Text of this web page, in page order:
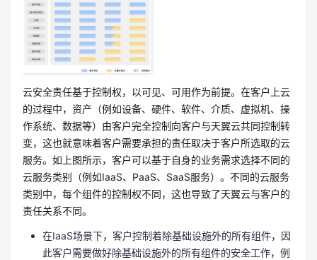
云安全责任基于控制权，以可见、可用作为前提。在客户上云
的过程中，资产（例如设备、硬件、软件、介质、虚拟机、操
作系统、数据等）由客户完全控制向客户与天翼云共同控制转
变，这也就意味着客户需要承担的责任取决于客户所选取的云
服务。如上图所示，客户可以基于自身的业务需求选择不同的
云服务类别（例如IaaS、PaaS、SaaS服务）。不同的云服务
类别中，每个组件的控制权不同，这也导致了天翼云与客户的
责任关系不同。
在IaaS场景下，客户控制着除基础设施外的所有组件，因
此客户需要做好除基础设施外的所有组件的安全工作，例